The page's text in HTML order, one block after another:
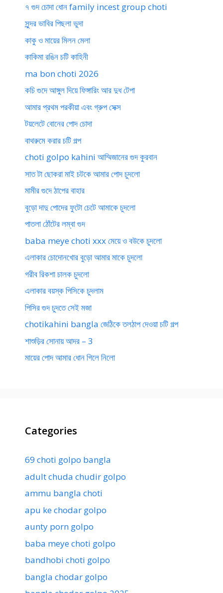
৭ গুদ চোদা ধোন family incest group choti
সুন্দর ভাবির পিছলা ভুদা
কাকু ও মায়ের মিলন মেলা
কাকিমা রঙিন চটি কাহিনী
ma bon choti 2026
কচি গুদে আঙ্গুল দিয়ে ফিঙ্গারিং আর দুধ টেপা
আমার প্রথম পরকীয়া এবং গ্রুপ সেক্স
টয়লেটে বোনের পোদ চোদা
বাথরুমে করার চটি গল্প
choti golpo kahini আম্মিজানের গুদ কুরবান
সাত টা ছোকরা মাই চটকে আমার পোদ চুদলো
মামীর গুদে ঠাপের বাহার
বুড়ো দাদু পোদের ফুটো চেটে আমাকে চুদলো
পাতলা ঠোঁটের লম্বা গুদ
baba meye choti xxx মেয়ে ও বউকে চুদলো
এলাকার চোদোনখোর বুড়ো আমার মাকে চুদলো
গরীব রিকশা চালক চুদলো
এলাকার বয়স্ক পিসিকে চুদলাম
পিসির গুদ চুদতে সেই মজা
chotikahini bangla জেঠিকে তলঠাপ দেওয়া চটি গল্প
শাশুড়ির সোনায় আদর – 3
মায়ের পোদ আমার ধোন গিলে নিলো
Categories
69 choti golpo bangla
adult chuda chudir golpo
ammu bangla choti
apu ke chodar golpo
aunty porn golpo
baba meye choti golpo
bandhobi choti golpo
bangla chodar golpo